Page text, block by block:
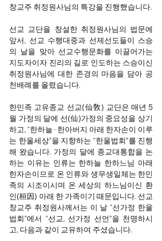
선교 교단을 창설한 취정원사님의 법문에
앞서, 선교 수행대중과 선제선도들이 스승
의 날을 맞아 선교수행문화를 이끌어가는
지도자이자 진리의 길로 인도하는 스승이신
취정원사님에 대한 존경의 마음을 담아 공
천배례를 올렸습니다.
한민족 고유종교 선교(仙敎) 교단은 매년 5
월 가정의 달에 선(仙)가정의 중요성을 상기
하고, “한하늘 · 한아버지 아래 한자손이 이루
는 한울세상”을 지향하는 “한울법회”를 진행
해 왔습니다. 가정의 달에 종교대통합을 논
하는 이유는 인류는 한하늘 한하느님 아래
한자손이므로 온 인류와 생무생일체는 한민
족의 시조이시며 온 세상의 하느님이신 환
인(桓因) 아래 한 가족이기 때문입니다. 선교
창교주 취정원사께서는 이 날 “선가정 한울
법회”에서 “선교, 선가정 선언”을 천명하시
고, 다음과 같이 교유하여 주셨습니다.